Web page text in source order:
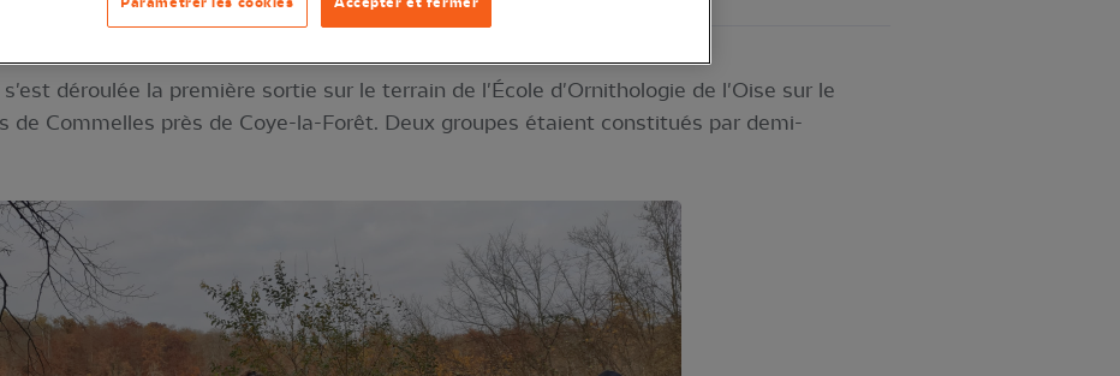
déroulée la première sortie sur le terrain de l'École d'Ornithologie de l'Oise sur le
de Commelles près de Coye-la-Forêt. Deux groupes étaient constitués par demi-